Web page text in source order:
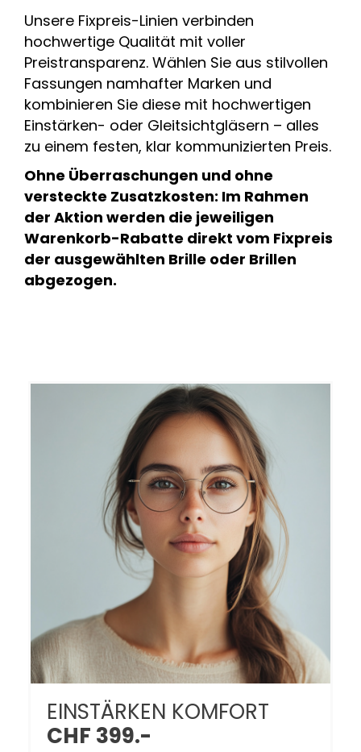
Unsere Fixpreis-Linien verbinden
hochwertige Qualität mit voller
Preistransparenz. Wählen Sie aus stilvollen
Fassungen namhafter Marken und
kombinieren Sie diese mit hochwertigen
Einstärken- oder Gleitsichtgläsern – alles
zu einem festen, klar kommunizierten Preis.
Ohne Überraschungen und ohne
versteckte Zusatzkosten: Im Rahmen
der Aktion werden die jeweiligen
Warenkorb-Rabatte direkt vom Fixpreis
der ausgewählten Brille oder Brillen
abgezogen.
EINSTÄRKEN KOMFORT
CHF 399.-